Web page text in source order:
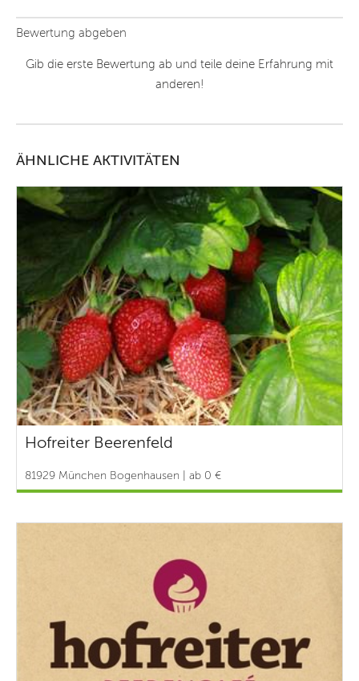
Bewertung abgeben
Gib die erste Bewertung ab und teile deine Erfahrung mit
anderen!
ÄHNLICHE AKTIVITÄTEN
Hofreiter Beerenfeld
81929 München Bogenhausen | ab 0 €